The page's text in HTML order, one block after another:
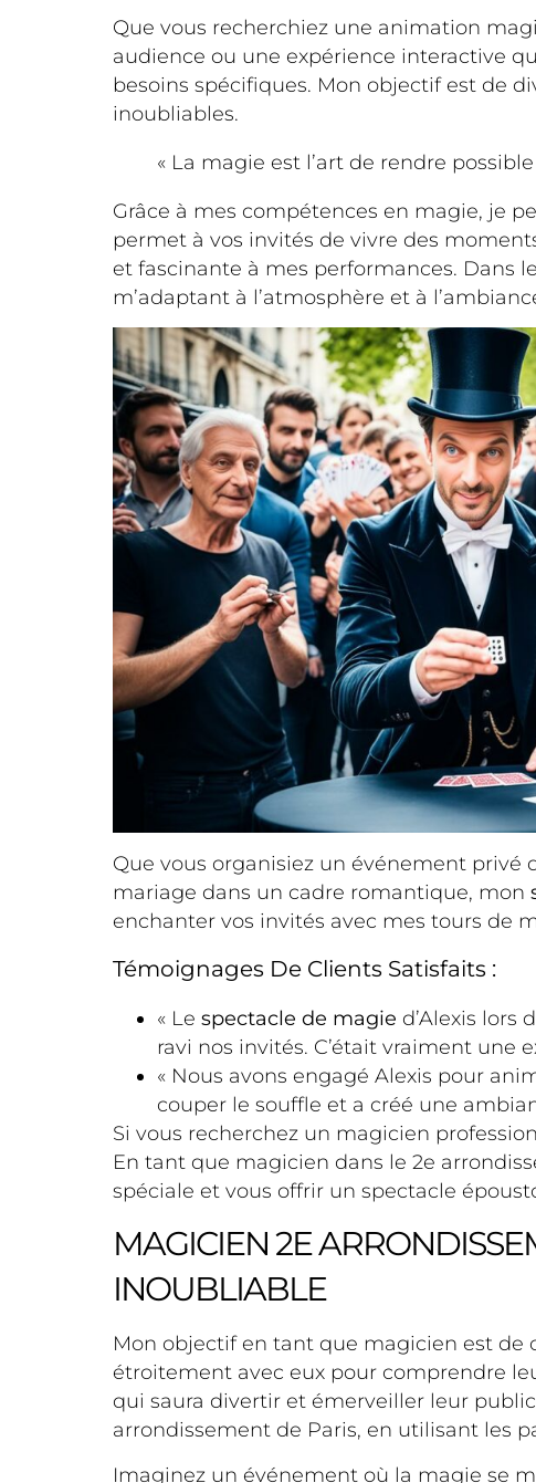
Que vous recherchiez une animation
audience ou une expérience interactive
besoins spécifiques. Mon objectif est de
inoubliables.
« La magie est l’art de rendre
Grâce à mes compétences en magie, je
permet à vos invités de vivre des
et fascinante à mes performances. Dans
m’adaptant à l’atmosphère et à
Que vous organisiez un événement privé
mariage dans un cadre romantique, mon
enchanter vos invités avec mes tours de
Témoignages De Clients Satisfaits :
« Le spectacle de magie d’Alexis
ravi nos invités. C’était vraiment une
« Nous avons engagé Alexis pour
couper le souffle et a créé une
Si vous recherchez un magicien
En tant que magicien dans le 2e
spéciale et vous offrir un spectacle
MAGICIEN 2E
INOUBLIABLE
Mon objectif en tant que magicien est de
étroitement avec eux pour comprendre
qui saura divertir et émerveiller leur
arrondissement de Paris, en utilisant les
Imaginez un événement où la magie se